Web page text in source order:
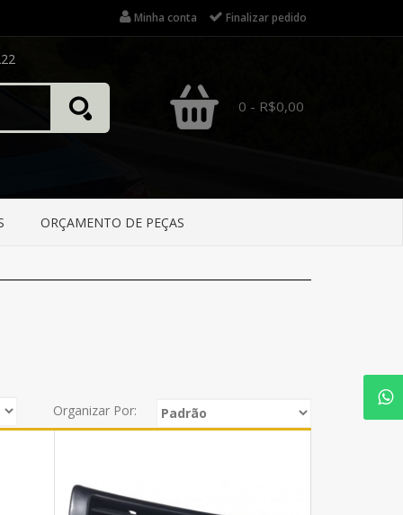
Minha conta Finalizar pedido
0 - R$0,00
ORÇAMENTO DE PEÇAS
Organizar Por: